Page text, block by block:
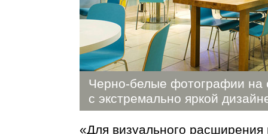
Черно-белые фотографии на
с экстремально яркой
«Для визуального